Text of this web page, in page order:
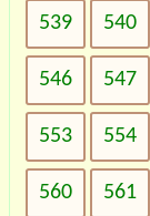
539 540
546 547
553 554
560 561